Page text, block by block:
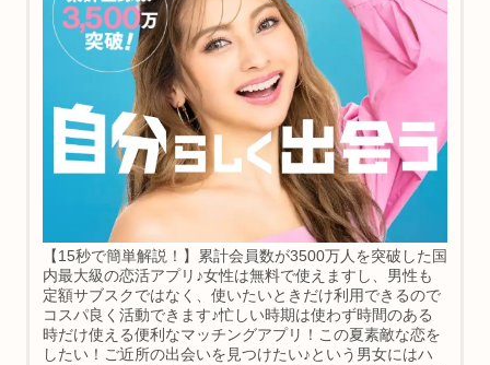
【15秒で簡単解説！】累計会員数が3500万人を突破した国
内最大級の恋活アプリ♪女性は無料で使えますし、男性も
定額サブスクではなく、使いたいときだけ利用できるので
コスパ良く活動できます♪忙しい時期は使わず時間のある
時だけ使える便利なマッチングアプリ！この夏素敵な恋を
したい！ご近所の出会いを見つけたい♪という男女にはハ